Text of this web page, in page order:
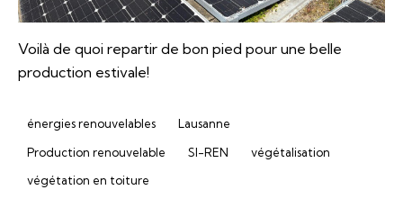
Voilà de quoi repartir de bon pied pour une belle
production estivale!
énergies renouvelables
Lausanne
Production renouvelable
SI-REN
végétalisation
végétation en toiture